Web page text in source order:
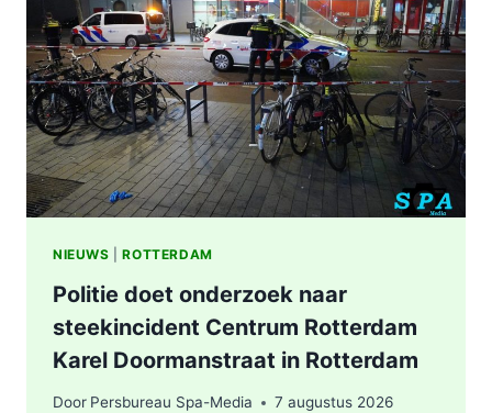
NIEUWS |ROTTERDAM
Politie doet onderzoek naar
steekincident Centrum Rotterdam
Karel Doormanstraat in Rotterdam
Door Persbureau Spa-Media 7 augustus 2026